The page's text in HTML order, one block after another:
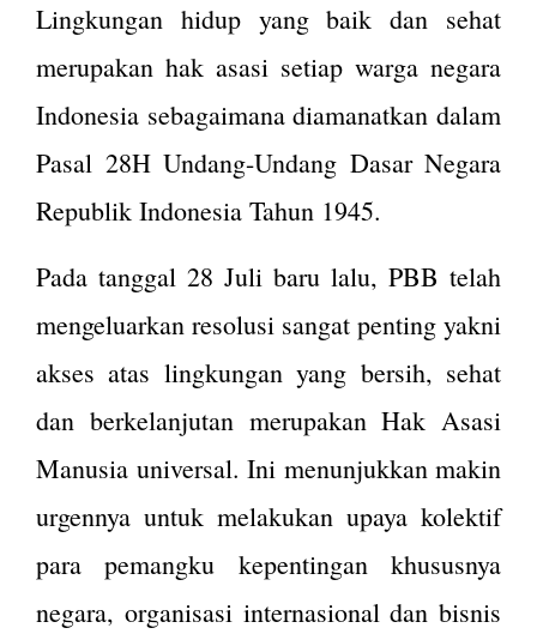
Lingkungan hidup yang baik dan sehat
merupakan hak asasi setiap warga negara
Indonesia sebagaimana diamanatkan dalam
Pasal 28H Undang-Undang Dasar Negara
Republik Indonesia Tahun 1945.
Pada tanggal 28 Juli baru lalu, PBB telah
mengeluarkan resolusi sangat penting yakni
akses atas lingkungan yang bersih, sehat
dan berkelanjutan merupakan Hak Asasi
Manusia universal. Ini menunjukkan makin
urgennya untuk melakukan upaya kolektif
para pemangku kepentingan khususnya
negara, organisasi internasional dan bisnis